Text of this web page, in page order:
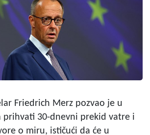
Friedrich Merz pozvao je u
prihvati 30-dnevni prekid vatre i
o miru, ističući da će u